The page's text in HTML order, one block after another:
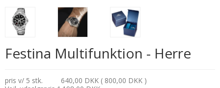
Festina Multifunktion - Herre
pris v/ 5 stk.
640,00 DKK ( 800,00 DKK )